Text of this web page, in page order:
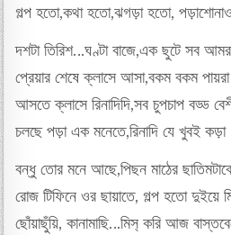
গল্প হতো,কথা হতো,ঝগড়া হতো,
দশটা তিরিশ…ঘণ্টা বাজে,এক ছুটে সব
প্রেয়ার শেষে ক্লাসে আসা,বকম বকম
আসতে ক্লাসে রিনাদিদি,সব চুপচাপ বড্ড
চলছে পড়া এক মনেতে,রিনাদি যে খুবই
বন্ধু তোর মনে আছে,পিছন মাঠের
রোজ টিফিনে ওর ছায়াতে, গল্প হতো দুইয়ে
ছোঁয়াছুঁয়ি, কানামাছি…মিস‍্ করি আজ